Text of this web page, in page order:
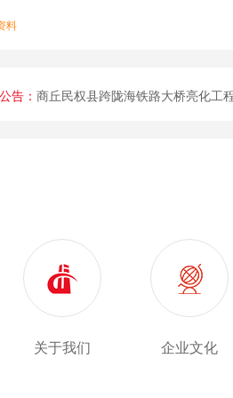
料
告： 民权江山盛世名门二期七标段3号变
关于我们 企业文化